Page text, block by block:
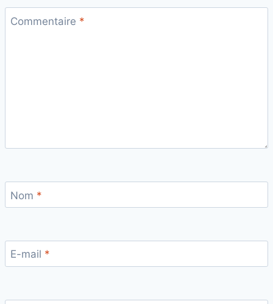
Commentaire *
Nom *
E-mail *